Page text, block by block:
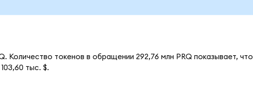
Количество токенов в обращении 292,76 млн PRQ показывает, что
тыс. $.